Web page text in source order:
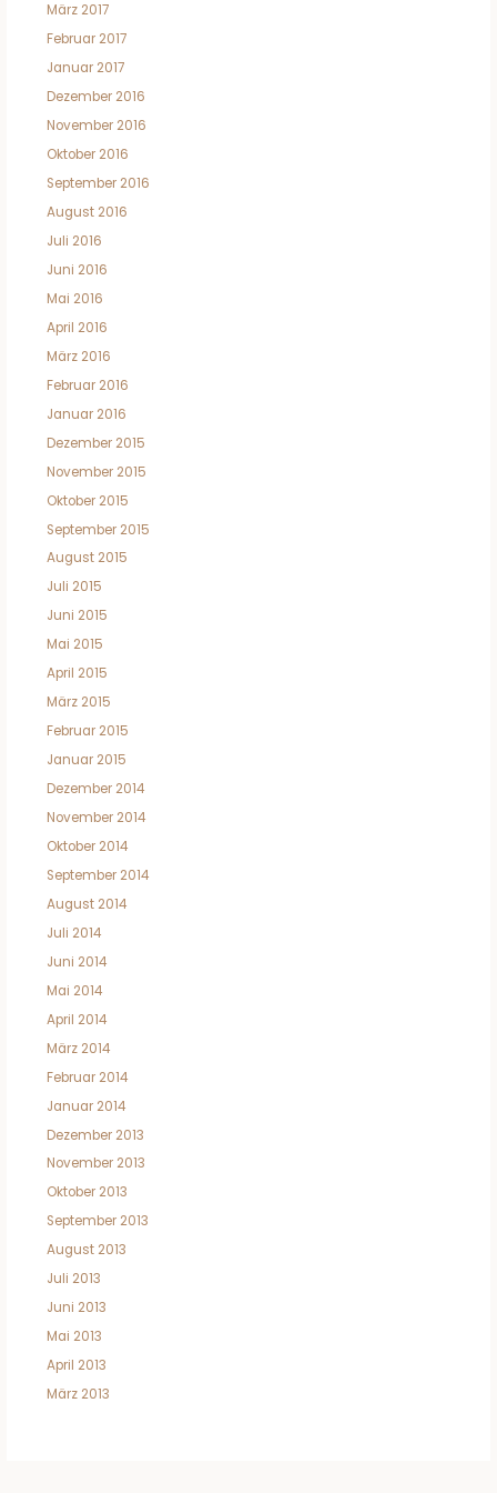
März 2017
Februar 2017
Januar 2017
Dezember 2016
November 2016
Oktober 2016
September 2016
August 2016
Juli 2016
Juni 2016
Mai 2016
April 2016
März 2016
Februar 2016
Januar 2016
Dezember 2015
November 2015
Oktober 2015
September 2015
August 2015
Juli 2015
Juni 2015
Mai 2015
April 2015
März 2015
Februar 2015
Januar 2015
Dezember 2014
November 2014
Oktober 2014
September 2014
August 2014
Juli 2014
Juni 2014
Mai 2014
April 2014
März 2014
Februar 2014
Januar 2014
Dezember 2013
November 2013
Oktober 2013
September 2013
August 2013
Juli 2013
Juni 2013
Mai 2013
April 2013
März 2013